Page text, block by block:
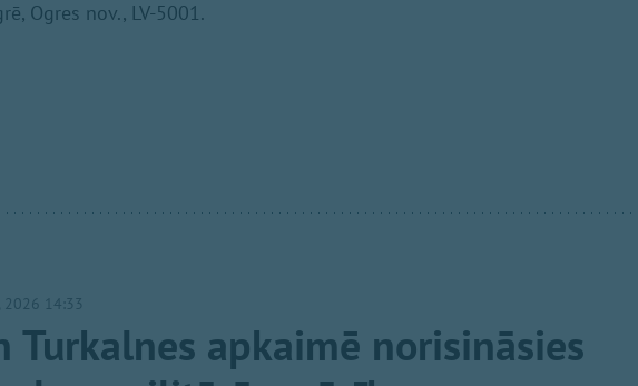
Ogres nov., LV-5001.
2026 14:33
Turkalnes apkaimē norisināsies